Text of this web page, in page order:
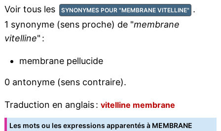
Voir tous les SYNONYMES POUR "MEMBRANE VITELLINE" .
1 synonyme (sens proche) de "membrane
vitelline" :
membrane pellucide
0 antonyme (sens contraire).
Traduction en anglais : vitelline membrane
Les mots ou les expressions apparentés à MEMBRANE